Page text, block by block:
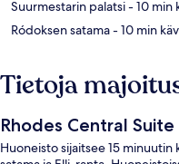
Suurmestarin palatsi- 10 min
Ródoksen satama- 10 min
Tietoja
Rhodes Central Suite
Huoneisto sijaitsee 15 minuutin